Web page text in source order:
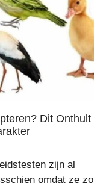
Dit Onthult
zijn al
omdat ze zo